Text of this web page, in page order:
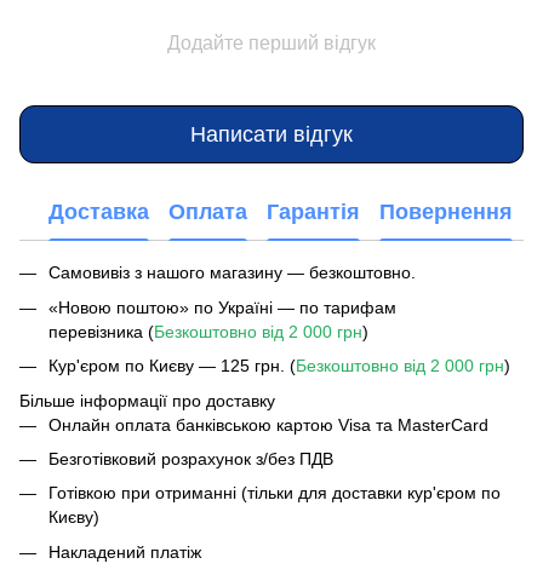
Додайте перший відгук
Написати відгук
Доставка Оплата Гарантія Повернення
Самовивіз з нашого магазину — безкоштовно.
«Новою поштою» по Україні — по тарифам
перевізника (Безкоштовно від 2 000 грн)
Кур'єром по Києву — 125 грн. (Безкоштовно від 2 000 грн)
Більше інформації про доставку
Онлайн оплата банківською картою Visa та MasterCard
Безготівковий розрахунок з/без ПДВ
Готівкою при отриманні (тільки для доставки кур'єром по
Києву)
Накладений платіж